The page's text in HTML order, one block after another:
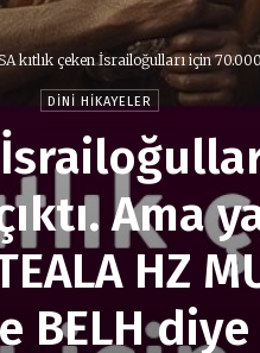
kıtlık çeken İsrailoğulları için
DINI HIKAYELER
Ama
HZ
BELH